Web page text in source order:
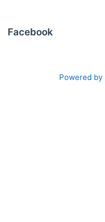
Facebook
Powered by